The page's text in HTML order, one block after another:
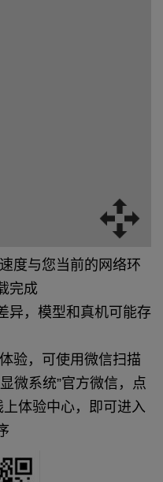
度与您当前的网络环
完成
异，模型和真机可能存
验，可使用微信扫描
微系统”官方微信，点
体验中心，即可进入